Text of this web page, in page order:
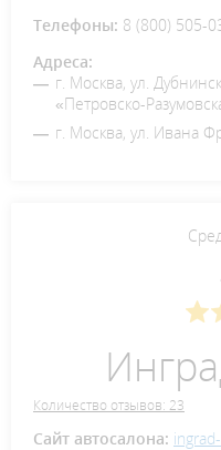
Телефоны: 8 (800) 505-
Адреса:
г. Москва, ул.
«Петровско-
г. Москва, ул. Ивана
Количество отзывов: 23
Сайт автосалона: